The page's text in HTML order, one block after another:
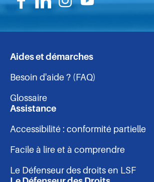
Suivez-
nous
sur
Suivez-
nous
sur
Suivez-
nous
sur
Suivez-
nous
Navigation
-
pied
de
page
Aides et démarches
Besoin d'aide ? (FAQ)
Glossaire
Assistance
Accessibilité : conformité partielle
Facile à lire et à comprendre
Le Défenseur des droits en LSF